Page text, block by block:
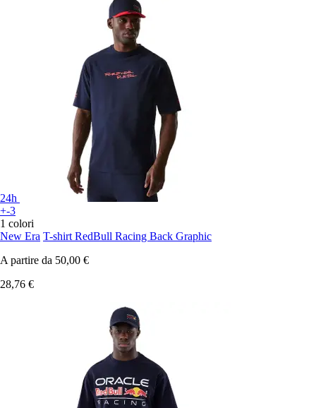
24h
+-3
1 colori
New Era T-shirt RedBull Racing Back Graphic
A partire da 50,00 €
28,76 €